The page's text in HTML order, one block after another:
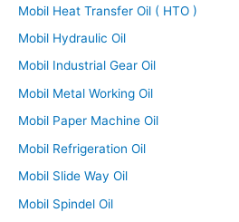
Mobil Heat Transfer Oil ( HTO )
Mobil Hydraulic Oil
Mobil Industrial Gear Oil
Mobil Metal Working Oil
Mobil Paper Machine Oil
Mobil Refrigeration Oil
Mobil Slide Way Oil
Mobil Spindel Oil